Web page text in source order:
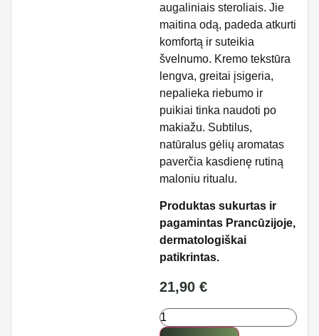
augaliniais steroliais. Jie
maitina odą, padeda atkurti
komfortą ir suteikia
švelnumo. Kremo tekstūra
lengva, greitai įsigeria,
nepalieka riebumo ir
puikiai tinka naudoti po
makiažu. Subtilus,
natūralus gėlių aromatas
paverčia kasdienę rutiną
maloniu ritualu.
Produktas sukurtas ir
pagamintas Prancūzijoje,
dermatologiškai
patikrintas.
21,90 €